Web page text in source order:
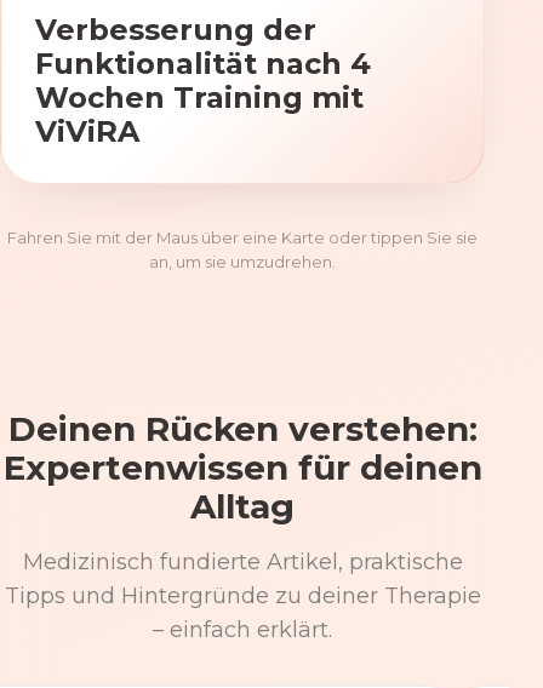
Verbesserung der
Funktionalität nach 4
Wochen Training mit
ViViRA
Fahren Sie mit der Maus über eine Karte oder tippen Sie sie
an, um sie umzudrehen.
Deinen Rücken verstehen:
Expertenwissen für deinen
Alltag
Medizinisch fundierte Artikel, praktische
Tipps und Hintergründe zu deiner Therapie
– einfach erklärt.